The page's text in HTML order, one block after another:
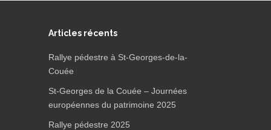
Articles récents
Rallye pédestre à St-Georges-de-la-
Couée
St-Georges de la Couée – Journées
européennes du patrimoine 2025
Rallye pédestre 2025